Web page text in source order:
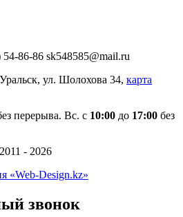
86-86 sk548585@mail.ru
ул. Шолохова 34, карта
перерыва. Вс. с 10:00 до 17:00 без
- 2026
«Web-Design.kz»
звонок